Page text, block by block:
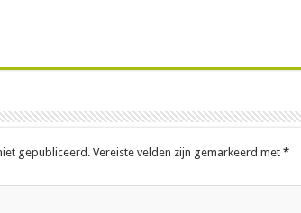
gepubliceerd. Vereiste velden zijn gemarkeerd met *